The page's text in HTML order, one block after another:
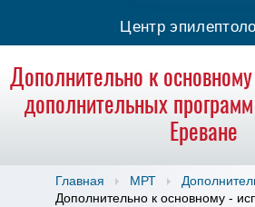
Центр
Дополнительно к
дополнительных
Ереване
Главная МРТ
Дополнительно к основному -